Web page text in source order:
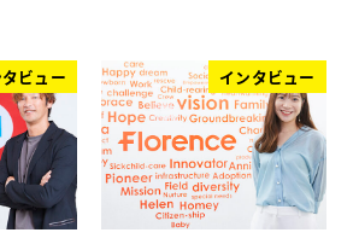
ビュー インタビュー